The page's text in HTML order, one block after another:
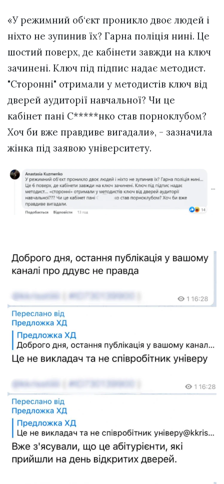
«У режимний об‘єкт проникло двоє людей і
ніхто не зупинив їх? Гарна поліція нині. Це
шостий поверх, де кабінети завжди на ключ
зачинені. Ключ під підпис надає методист.
"Сторонні" отримали у методистів ключ від
дверей аудиторії навчальної? Чи це
кабінет пані С*****нко став порноклубом?
Хоч би вже правдиве вигадали», - зазначила
жінка під заявою університету.